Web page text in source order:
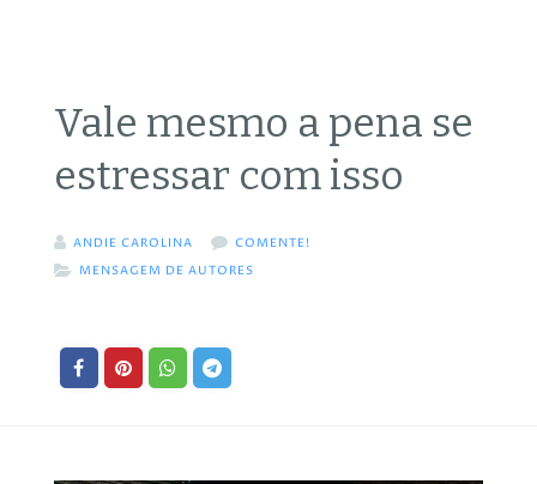
Vale mesmo a pena se
estressar com isso
ANDIE CAROLINA
COMENTE!
MENSAGEM DE AUTORES